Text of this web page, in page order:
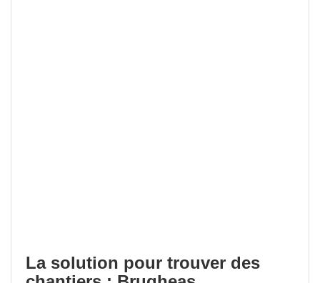
La solution pour trouver des